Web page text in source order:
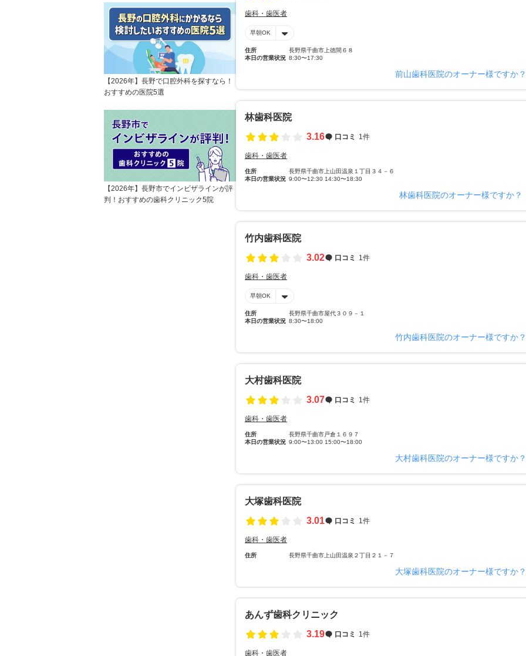
歯科・歯医者
早朝OK
住所
長野県千曲市上徳間６８
本日の営業状況 8:30〜17:30
前山歯科医院のオーナー様ですか？
林歯科医院
3.16
口コミ 1件
歯科・歯医者
住所
長野県千曲市上山田温泉１丁目３４－６
本日の営業状況 9:00〜12:30 14:30〜18:30
林歯科医院のオーナー様ですか？
竹内歯科医院
3.02
口コミ 1件
歯科・歯医者
早朝OK
住所
長野県千曲市屋代３０９－１
本日の営業状況 8:30〜18:00
竹内歯科医院のオーナー様ですか？
大村歯科医院
3.07
口コミ 1件
歯科・歯医者
住所
長野県千曲市戸倉１６９７
本日の営業状況 9:00〜13:00 15:00〜18:00
大村歯科医院のオーナー様ですか？
大塚歯科医院
3.01
口コミ 1件
歯科・歯医者
住所 長野県千曲市上山田温泉２丁目２１－７
大塚歯科医院のオーナー様ですか？
あんず歯科クリニック
3.19
口コミ 1件
歯科・歯医者
【2026年】長野で口腔外科を探すなら！
おすすめの医院5選
【2026年】長野市でインビザラインが評
判！おすすめの歯科クリニック5院